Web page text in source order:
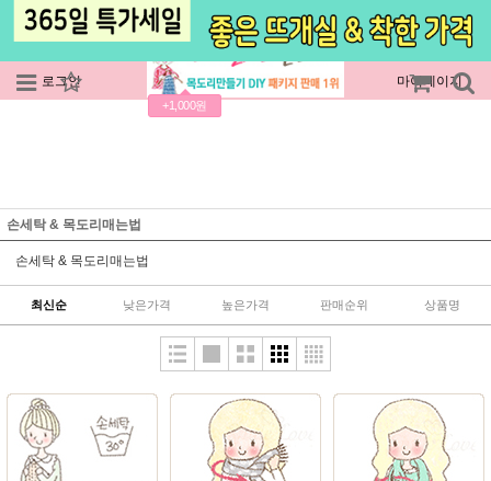
로그인 회원가입
+1,000원
주문조회 마이페이지
손세탁 & 목도리매는법
손세탁 & 목도리매는법
최신순 낮은가격 높은가격 판매순위 상품명